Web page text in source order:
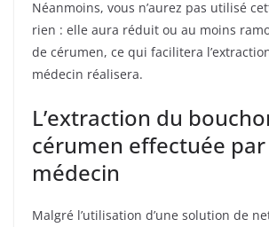
Néanmoins, vous n’aurez pas utilisé
rien : elle aura réduit ou au moins
de cérumen, ce qui facilitera
médecin réalisera.
L’extraction du
cérumen effectuée
médecin
Malgré l’utilisation d’une solution de